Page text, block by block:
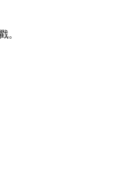
。